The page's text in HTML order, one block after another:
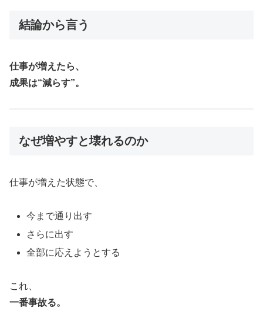
結論から言う
仕事が増えたら、
成果は“減らす”。
なぜ増やすと壊れるのか
仕事が増えた状態で、
今まで通り出す
さらに出す
全部に応えようとする
これ、
一番事故る。